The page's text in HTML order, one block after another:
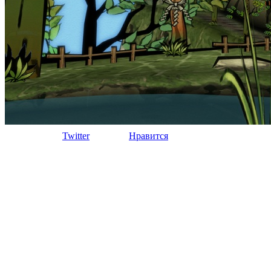
Twitter Нравится